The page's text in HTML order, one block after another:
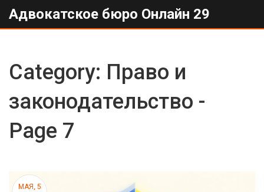
Адвокатское бюро Онлайн 29
Category: Право и
законодательство -
Page 7
МАЯ, 5